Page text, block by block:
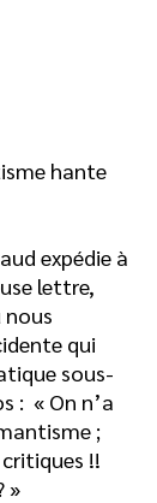
hante
expédie à
lettre,
nous
qui
sous-
: « On n’a
;
!!
»